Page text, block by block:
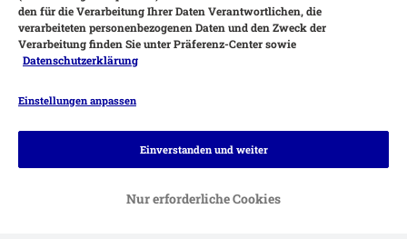
Zahlungsarten
Rechnung Bankeinzug
den für die Verarbeitung Ihrer Daten Verantwortlichen, die
verarbeiteten personenbezogenen Daten und den Zweck der
Verarbeitung finden Sie unter Präferenz-Center sowie
Datenschutzerklärung
Einstellungen anpassen
Nur erforderliche Cookies
Einverstanden und weiter